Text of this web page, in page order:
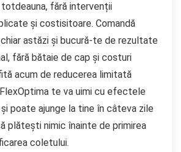
totdeauna, fără intervenții
și costisitoare. Comandă
astăzi și bucură-te de rezultate
fără bătaie de cap și costuri
acum de reducerea limitată
te va uimi cu efectele
poate ajunge la tine în câteva zile
plătești nimic înainte de primirea
coletului.